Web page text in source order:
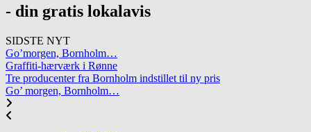
- din gratis lokalavis
SIDSTE NYT
Go’morgen, Bornholm…
Graffiti-hærværk i Rønne
Tre producenter fra Bornholm indstillet til ny pris
Go’ morgen, Bornholm…